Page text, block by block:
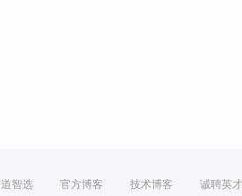
智选 官方博客 技术博客 诚聘英才